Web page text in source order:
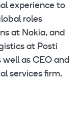
experience to
roles
at Nokia, and
at Posti
well as CEO and
services firm.